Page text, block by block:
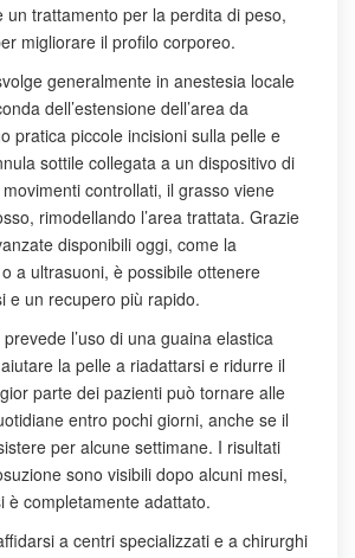
un trattamento per la perdita di peso,
migliorare il profilo corporeo.
generalmente in anestesia locale
dell’estensione dell’area da
pratica piccole incisioni sulla pelle e
sottile collegata a un dispositivo di
controllati, il grasso viene
rimodellando l’area trattata. Grazie
disponibili oggi, come la
a ultrasuoni, è possibile ottenere
e un recupero più rapido.
l’uso di una guaina elastica
la pelle a riadattarsi e ridurre il
parte dei pazienti può tornare alle
entro pochi giorni, anche se il
per alcune settimane. I risultati
sono visibili dopo alcuni mesi,
è completamente adattato.
a centri specializzati e a chirurghi